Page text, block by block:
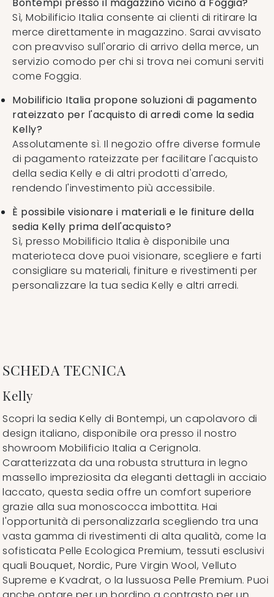
Sì, Mobilificio Italia consente ai clienti di ritirare la
merce direttamente in magazzino. Sarai avvisato
con preavviso sull'orario di arrivo della merce, un
servizio comodo per chi si trova nei comuni serviti
come Foggia.
Mobilificio Italia propone soluzioni di pagamento
rateizzato per l'acquisto di arredi come la sedia
Kelly?
Assolutamente sì. Il negozio offre diverse formule
di pagamento rateizzate per facilitare l'acquisto
della sedia Kelly e di altri prodotti d'arredo,
rendendo l'investimento più accessibile.
È possibile visionare i materiali e le finiture della
sedia Kelly prima dell'acquisto?
Sì, presso Mobilificio Italia è disponibile una
materioteca dove puoi visionare, scegliere e farti
consigliare su materiali, finiture e rivestimenti per
personalizzare la tua sedia Kelly e altri arredi.
SCHEDA TECNICA
Kelly
Scopri la sedia Kelly di Bontempi, un capolavoro di
design italiano, disponibile ora presso il nostro
showroom Mobilificio Italia a Cerignola.
Caratterizzata da una robusta struttura in legno
massello impreziosita da eleganti dettagli in acciaio
laccato, questa sedia offre un comfort superiore
grazie alla sua monoscocca imbottita. Hai
l'opportunità di personalizzarla scegliendo tra una
vasta gamma di rivestimenti di alta qualità, come la
sofisticata Pelle Ecologica Premium, tessuti esclusivi
quali Bouquet, Nordic, Pure Virgin Wool, Velluto
Supreme e Kvadrat, o la lussuosa Pelle Premium. Puoi